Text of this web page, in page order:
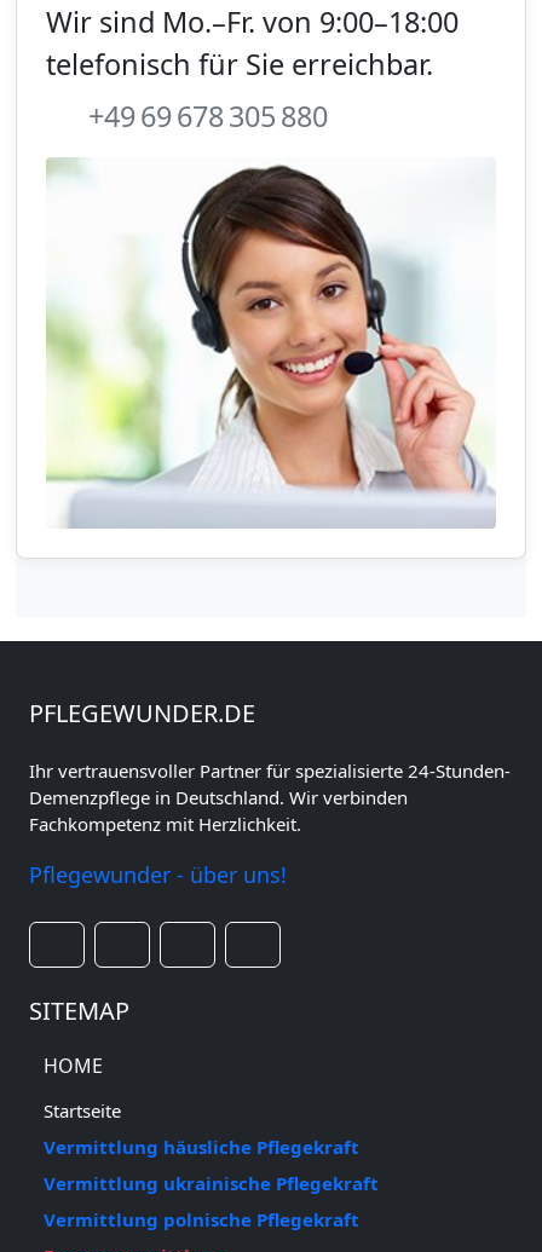
Wir sind Mo.–Fr. von 9:00–18:00
telefonisch für Sie erreichbar.
+49 69 678 305 880
PFLEGEWUNDER.DE
Ihr vertrauensvoller Partner für spezialisierte 24-Stunden-
Demenzpflege in Deutschland. Wir verbinden
Fachkompetenz mit Herzlichkeit.
Pflegewunder - über uns!
SITEMAP
HOME
Startseite
Vermittlung häusliche Pflegekraft
Vermittlung ukrainische Pflegekraft
Vermittlung polnische Pflegekraft